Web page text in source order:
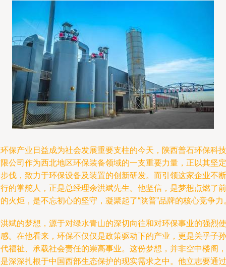
保产业日益成为社会发展重要支柱的今天，陕西普石环保科技
公司作为西北地区环保装备领域的一支重要力量，正以其坚定
伐，致力于环保设备及装置的创新研发。而引领这家企业不断
的掌舵人，正是总经理余洪斌先生。他坚信，是梦想点燃了前
火炬，是不忘初心的坚守，凝聚起了“陕普”品牌的核心竞争力
斌的梦想，源于对绿水青山的深切向往和对环保事业的强烈使
。在他看来，环保不仅仅是政策驱动下的产业，更是关乎子孙
福祉、承载社会责任的崇高事业。这份梦想，并非空中楼阁，
深深扎根于中国西部生态保护的现实需求之中。他立志要通过